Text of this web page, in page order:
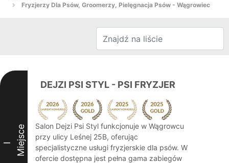
Fryzjerzy Dla Psów, Groomerzy, Pielęgnacja Psów - Wągrowiec
I Miejsce
DEJZI PSI STYL - PSI FRYZJER
Salon Dejzi Psi Styl funkcjonuje w Wągrowcu
przy ulicy Leśnej 25B, oferując
specjalistyczne usługi fryzjerskie dla psów. W
ofercie dostępna jest pełna gama zabiegów